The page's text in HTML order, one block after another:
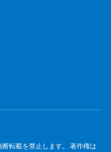
転載を禁止します。 著作権は